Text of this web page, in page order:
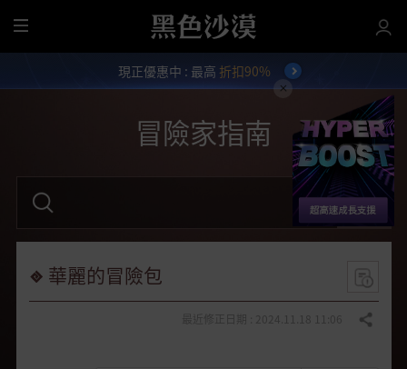
全
部
單
現正優惠中 : 最高 折扣90%
冒險家指南
關
鍵
華麗的冒險包
分享